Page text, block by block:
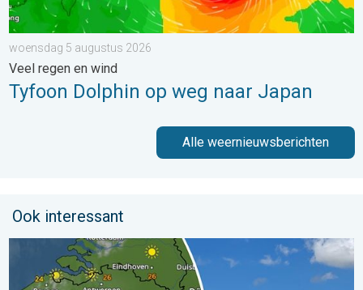
woensdag 5 augustus 2026
Veel regen en wind
Tyfoon Dolphin op weg naar Japan
Alle weernieuwsberichten
Ook interessant
Fraai zomerweer om eropuit te trekken. Weekendweer. . .